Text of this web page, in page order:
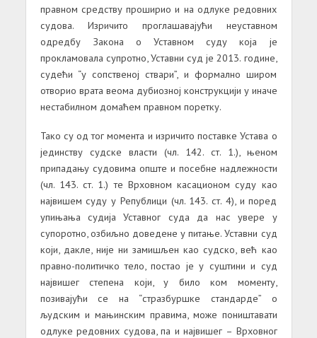
правном средству проширио и на одлуке редовних
судова. Изричито проглашавајући неуставном
одредбу Закона о Уставном суду која је
прокламовала супротно, Уставни суд је 2013. године,
судећи “у сопственој ствари”, и формално широм
отворио врата веома дубиозној конструкцији у иначе
нестабилном домаћем правном поретку.
Тако су од тог момента и изричито поставке Устава о
јединству судске власти (чл. 142. ст. 1.), њеном
припадању судовима опште и посебне надлежности
(чл. 143. ст. 1.) те Врховном касационом суду као
највишем суду у Републици (чл. 143. ст. 4), и поред
упињања судија Уставног суда да нас увере у
супоротно, озбиљно доведене у питање. Уставни суд
који, дакле, није ни замишљен као судско, већ као
правно-политичко тело, постао је у суштини и суд
највишег степена који, у било ком моменту,
позивајући се на “стразбуршке стандарде” о
људским и мањинским правима, може поништавати
одлуке редовних судова, па и највишег – Врховног